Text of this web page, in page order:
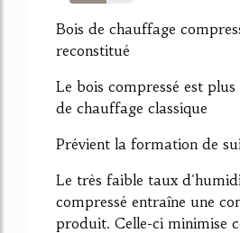
59%
Bois de chauffage
reconstitué
Le bois compressé est
de chauffage classique
Prévient la formation de
Le très faible taux
compressé entraîne une
produit. Celle-ci minimise